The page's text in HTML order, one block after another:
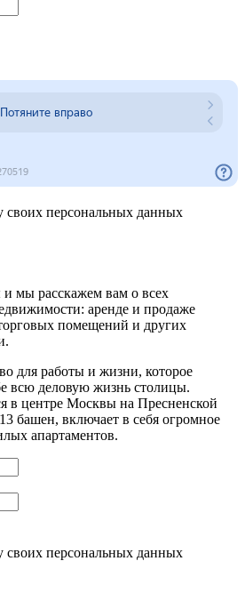
своих персональных данных
и мы расскажем вам о всех
аренде и продаже
помещений и других
для работы и жизни, которое
всю деловую жизнь столицы.
в центре Москвы на Пресненской
башен, включает в себя огромное
апартаментов.
своих персональных данных